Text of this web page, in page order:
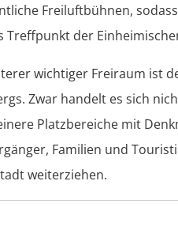
Freiluftbühnen,
Treffpunkt der
wichtiger Freiraum ist
Zwar handelt es sich
Platzbereiche mit
Familien und
weiterziehen.